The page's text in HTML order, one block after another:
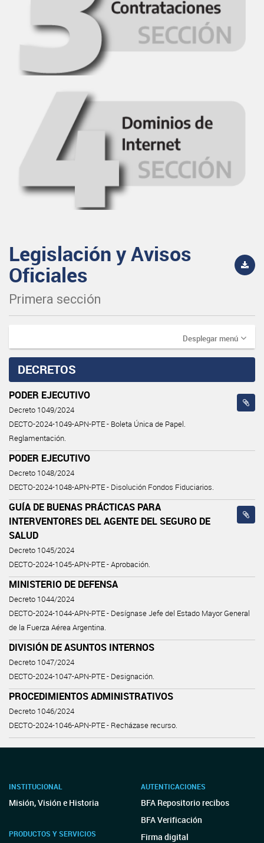
Legislación y Avisos
Oficiales
Primera sección
Desplegar menú
DECRETOS
PODER EJECUTIVO
Decreto 1049/2024
DECTO-2024-1049-APN-PTE - Boleta Única de Papel.
Reglamentación.
PODER EJECUTIVO
Decreto 1048/2024
DECTO-2024-1048-APN-PTE - Disolución Fondos Fiduciarios.
GUÍA DE BUENAS PRÁCTICAS PARA
INTERVENTORES DEL AGENTE DEL SEGURO DE
SALUD
Decreto 1045/2024
DECTO-2024-1045-APN-PTE - Aprobación.
MINISTERIO DE DEFENSA
Decreto 1044/2024
DECTO-2024-1044-APN-PTE - Desígnase Jefe del Estado Mayor General
de la Fuerza Aérea Argentina.
DIVISIÓN DE ASUNTOS INTERNOS
Decreto 1047/2024
DECTO-2024-1047-APN-PTE - Designación.
PROCEDIMIENTOS ADMINISTRATIVOS
Decreto 1046/2024
DECTO-2024-1046-APN-PTE - Recházase recurso.
INSTITUCIONAL
Misión, Visión e Historia
PRODUCTOS Y SERVICIOS
AUTENTICACIONES
BFA Repositorio recibos
BFA Verificación
Firma digital